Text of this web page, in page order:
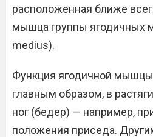
расположенная ближе
мышца группы ягодичных
medius).
Функция ягодичной мышцы
главным образом, в
ног (бедер) — например,
положения приседа.